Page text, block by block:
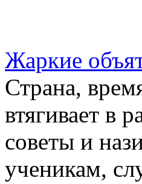
Жаркие
Страна,
втягивает в
советы и
ученикам,